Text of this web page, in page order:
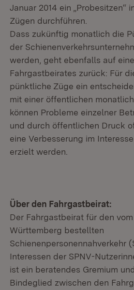
Januar 2014 ein „Probesitzen“
Zügen durchführen.
Dass zukünftig monatlich die
der
werden, geht ebenfalls auf
Fahrgastbeirates zurück: Für
pünktliche Züge ein
mit einer öffentlichen
können Probleme einzelner
und durch öffentlichen Druck
eine Verbesserung im
erzielt werden.
Über den Fahrgastbeirat:
Der Fahrgastbeirat für den
Württemberg bestellten
Schienenpersonennahverkehr
Interessen der SPNV-
ist ein beratendes Gremium
Bindeglied zwischen den